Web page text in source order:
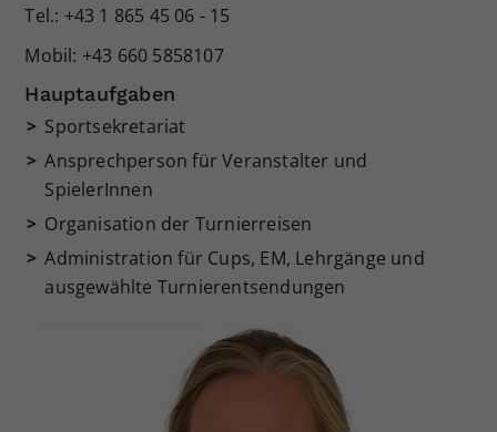
Tel.: +43 1 865 45 06 - 15
Mobil: +43 660 5858107
Hauptaufgaben
Sportsekretariat
Ansprechperson für Veranstalter und
SpielerInnen
Organisation der Turnierreisen
Administration für Cups, EM, Lehrgänge und
ausgewählte Turnierentsendungen